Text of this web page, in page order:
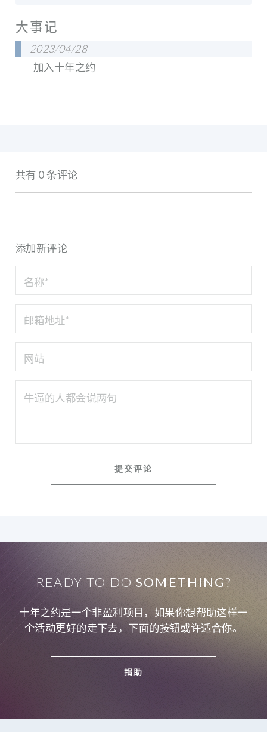
大事记
2023/04/28
加入十年之约
共有 0 条评论
添加新评论
READY TO DOSOMETHING?
十年之约是一个非盈利项目，如果你想帮助这样一
个活动更好的走下去，下面的按钮或许适合你。
捐助